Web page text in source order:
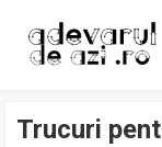
Trucuri